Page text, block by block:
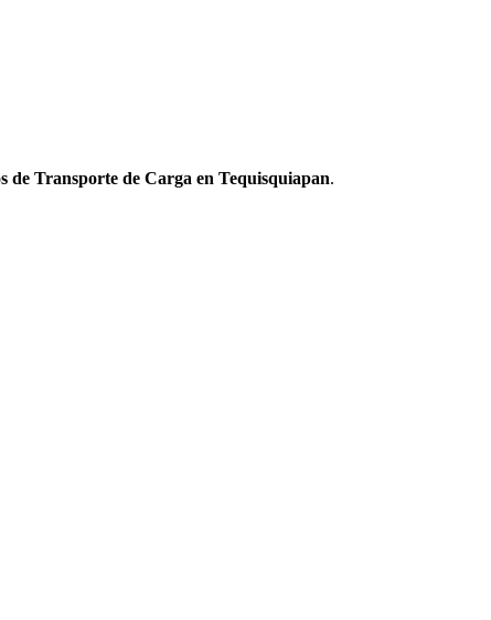
de Transporte de Carga en Tequisquiapan.